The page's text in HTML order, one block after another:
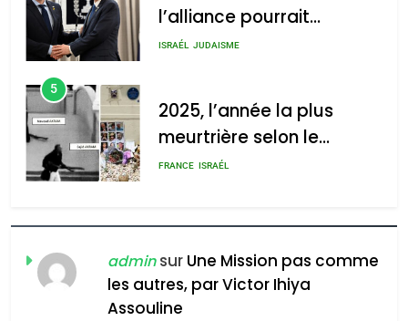
2025, l’année la plus
meurtrière selon le rapport
d’ADL contre
l’antisémitisme
admin 0
meurtrière selon le
rapport d’ADL contre
FRANCE ISRAÉL
6
FIÈRE, DIGNE ET RÉSILIENTE :
POURQUOI JE REVENDIQUE
MA JUDAÏTE par Thérèse
ISRAÉL JUDAISME
CE QUI NOUS MANQUE –
Jacques Hadida
JUDAISME
adminsur Une Mission pas comme
les autres, par Victor Ihiya
Assouline